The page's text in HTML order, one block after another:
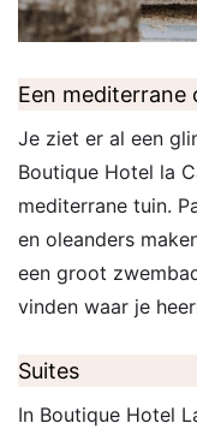
Een mediterrane
Je ziet er al een
Boutique Hotel la
mediterrane tuin.
en oleanders
een groot
vinden waar je
Suites
In Boutique Hotel